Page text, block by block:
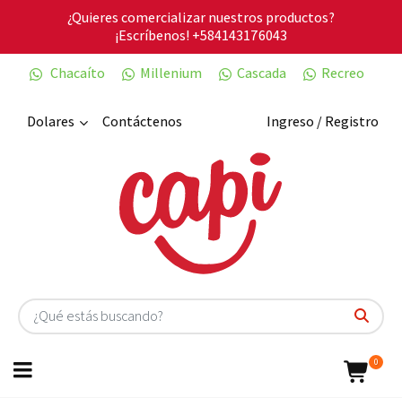
¿Quieres comercializar nuestros productos?
¡Escríbenos!+584143176043
Chacaíto
Millenium Cascada Recreo
Dolares Ingreso / Registro
Contáctenos
0